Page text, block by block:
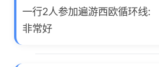
一行2人参加遍游西欧循环线:
非常好